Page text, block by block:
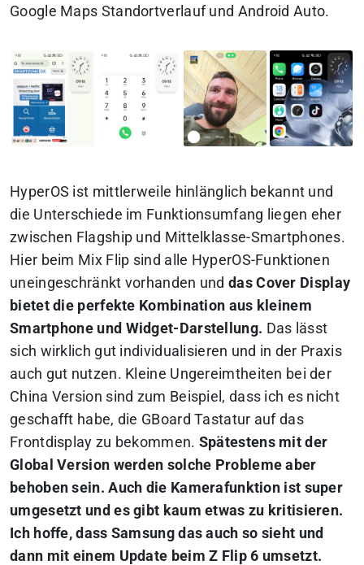
Google Maps Standortverlauf und Android Auto.
HyperOS ist mittlerweile hinlänglich bekannt und
die Unterschiede im Funktionsumfang liegen eher
zwischen Flagship und Mittelklasse-Smartphones.
Hier beim Mix Flip sind alle HyperOS-Funktionen
uneingeschränkt vorhanden unddas Cover Display
bietet die perfekte Kombination aus kleinem
Smartphone und Widget-Darstellung. Das lässt
sich wirklich gut individualisieren und in der Praxis
auch gut nutzen. Kleine Ungereimtheiten bei der
China Version sind zum Beispiel, dass ich es nicht
geschafft habe, die GBoard Tastatur auf das
Frontdisplay zu bekommen. Spätestens mit der
Global Version werden solche Probleme aber
behoben sein. Auch die Kamerafunktion ist super
umgesetzt und es gibt kaum etwas zu kritisieren.
Ich hoffe, dass Samsung das auch so sieht und
dann mit einem Update beim Z Flip 6 umsetzt.